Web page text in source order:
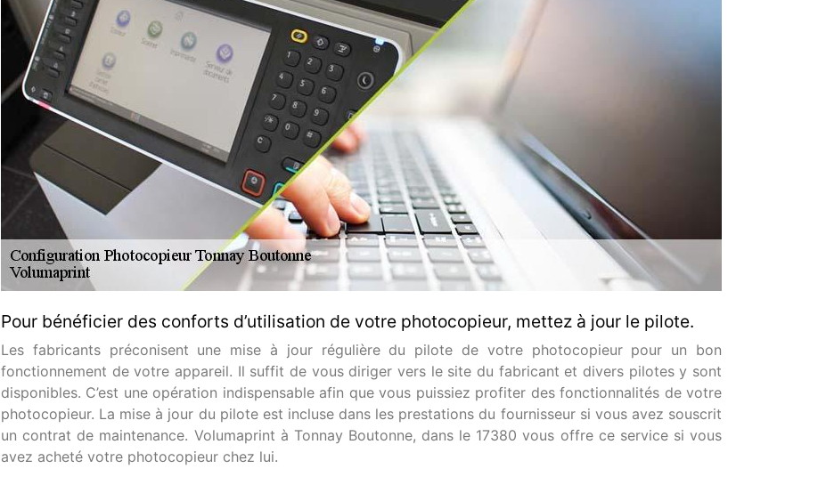
Pour bénéficier des conforts d’utilisation de votre photocopieur, mettez à jour le pilote.
Les fabricants préconisent une mise à jour régulière du pilote de votre photocopieur pour un bon
fonctionnement de votre appareil. Il suffit de vous diriger vers le site du fabricant et divers pilotes y sont
disponibles. C’est une opération indispensable afin que vous puissiez profiter des fonctionnalités de votre
photocopieur. La mise à jour du pilote est incluse dans les prestations du fournisseur si vous avez souscrit
un contrat de maintenance. Volumaprint à Tonnay Boutonne, dans le 17380 vous offre ce service si vous
avez acheté votre photocopieur chez lui.